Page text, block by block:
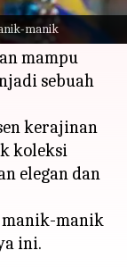
manik
abad,
mampu
sebuah
kerajinan
koleksi
elegan dan
manik